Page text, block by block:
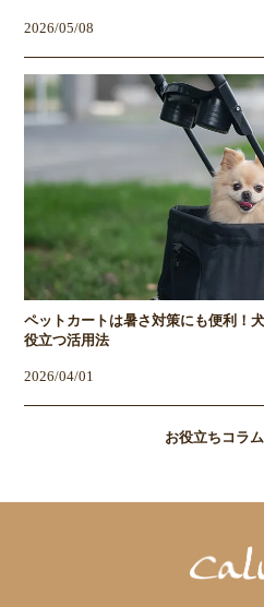
2026/05/08
ペットカートは暑さ対策にも便利！
役立つ活用法
2026/04/01
お役立ちコラ